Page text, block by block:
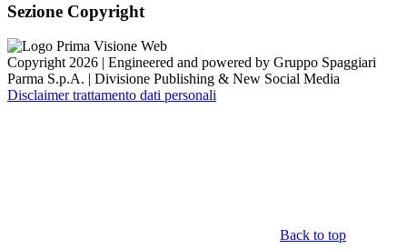
Sezione Copyright
Copyright 2026 | Engineered and powered by Gruppo Spaggiari
Parma S.p.A. | Divisione Publishing & New Social Media
Disclaimer trattamento dati personali
Back to top